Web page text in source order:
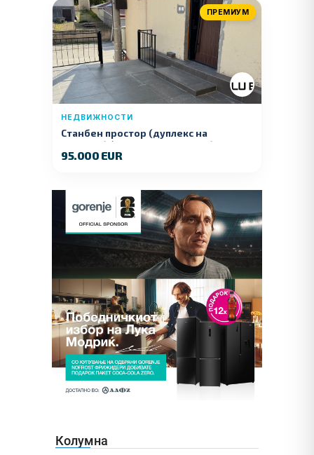
ПРЕМИУМ
НЕДВИЖНОСТИ
Станбен простор (дуплекс на
продажба) – Ул. Стојан Арсов бр. 1,
Куманово
95.000 EUR
Колумна